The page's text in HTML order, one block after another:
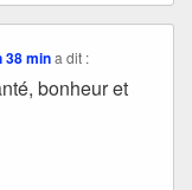
38 min a dit :
bonheur et